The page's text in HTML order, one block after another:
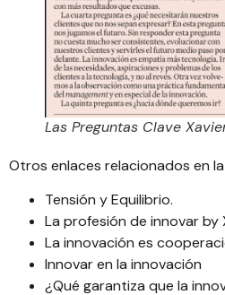
Las Preguntas Clave
Otros enlaces relacionados en
Tensión y Equilibrio.
La profesión de innovar by
La innovación es
Innovar en la innovación
¿Qué garantiza que la